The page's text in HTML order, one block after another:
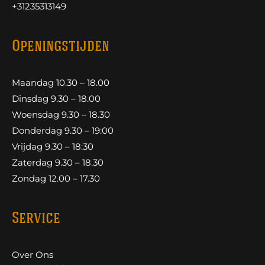
+31235313149
Openingstijden
Maandag 10.30 – 18.00
Dinsdag 9.30 – 18.00
Woensdag 9.30 – 18.30
Donderdag 9.30 – 19:00
Vrijdag 9.30 – 18:30
Zaterdag 9.30 – 18.30
Zondag 12.00 – 17.30
Service
Over Ons